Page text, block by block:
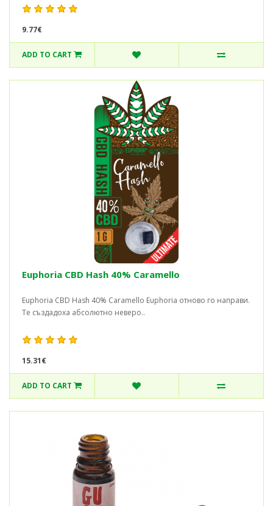
9.77€
ADD TO CART
Euphoria CBD Hash 40% Caramello
Euphoria CBD Hash 40% Caramello Euphoria отново го направи.
Те създадоха абсолютно неверо..
15.31€
ADD TO CART